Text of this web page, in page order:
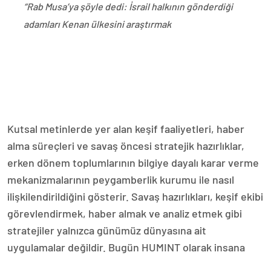
“Rab Musa’ya şöyle dedi: İsrail halkının gönderdiği
adamları Kenan ülkesini araştırmak
Kutsal metinlerde yer alan keşif faaliyetleri, haber
alma süreçleri ve savaş öncesi stratejik hazırlıklar,
erken dönem toplumlarının bilgiye dayalı karar verme
mekanizmalarının peygamberlik kurumu ile nasıl
ilişkilendirildiğini gösterir. Savaş hazırlıkları, keşif ekibi
görevlendirmek, haber almak ve analiz etmek gibi
stratejiler yalnızca günümüz dünyasına ait
uygulamalar değildir. Bugün HUMINT olarak insana